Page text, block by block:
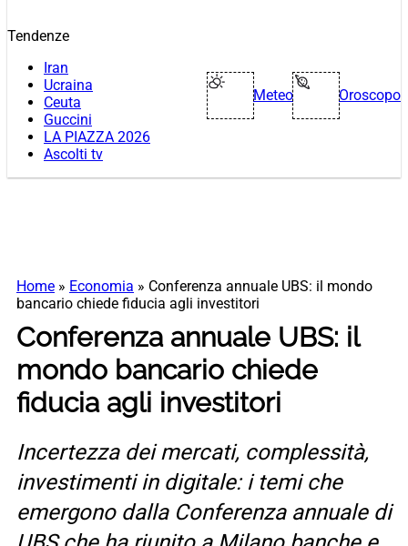
Tendenze
Iran
Ucraina
Ceuta
Guccini
LA PIAZZA 2026
Ascolti tv
Meteo Oroscopo
Home » Economia » Conferenza annuale UBS: il mondo
bancario chiede fiducia agli investitori
Conferenza annuale UBS: il
mondo bancario chiede
fiducia agli investitori
Incertezza dei mercati, complessità,
investimenti in digitale: i temi che
emergono dalla Conferenza annuale di